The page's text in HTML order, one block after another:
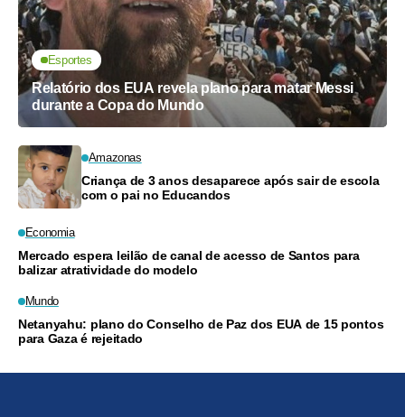
Esportes
Relatório dos EUA revela plano para matar Messi
durante a Copa do Mundo
Amazonas
Criança de 3 anos desaparece após sair de escola
com o pai no Educandos
Economia
Mercado espera leilão de canal de acesso de Santos para
balizar atratividade do modelo
Mundo
Netanyahu: plano do Conselho de Paz dos EUA de 15 pontos
para Gaza é rejeitado